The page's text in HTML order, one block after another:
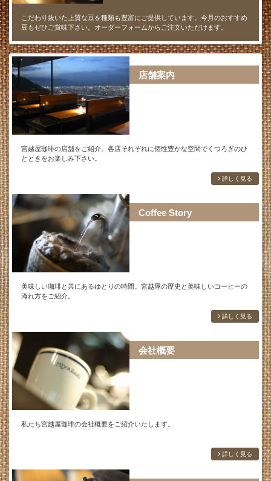
こだわり抜いた上質な豆を種類も豊富にご提供しています。今月のおすすめ
豆もぜひご賞味下さい。オーダーフォームからご注文いただけます。
店舗案内
宮越屋珈琲の店舗をご紹介。各店それぞれに個性豊かな空間でくつろぎのひ
とときをお楽しみ下さい。
詳しく見る
Coffee Story
美味しい珈琲と共にあるゆとりの時間。宮越屋の歴史と美味しいコーヒーの
淹れ方をご紹介。
詳しく見る
会社概要
私たち宮越屋珈琲の会社概要をご紹介いたします。
詳しく見る